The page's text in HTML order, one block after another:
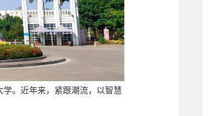
。近年来，紧跟潮流，以智慧